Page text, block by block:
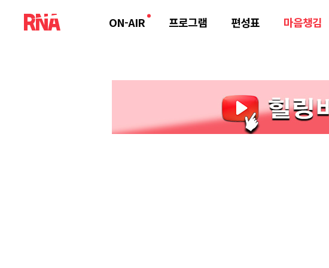
ON-AIR 프로그램 편성표 마음챙김